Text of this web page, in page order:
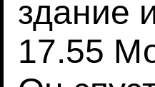
здание
17.55